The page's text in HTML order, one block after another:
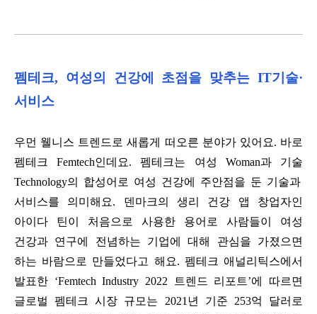
펨테크, 여성의 건강에 초점을 맞추는 IT기술·
서비스
우먼 웰니스 트렌드로 새롭게 떠오른 분야가 있어요. 바로
펨테크
Femtech인데요.펨테크는 여성 Woman과 기술
Technology의 합성어로 여성 건강에 주안점을 둔 기술과
서비스를 의미해요. 덴마크의 생리 건강 앱 창업자인
아이다 틴이 처음으로 사용한 용어로 사람들이 여성
건강과 연구에 전념하는 기업에 대해 관심을 가졌으면
하는 바람으로 만들었다고 해요. 펨테크 애널리틱스에서
발표한 ‘Femtech Industry 2022
트렌드 리포트’에 따르면
글로벌 펨테크 시장 규모는 2021 년 기준 253억 달러로